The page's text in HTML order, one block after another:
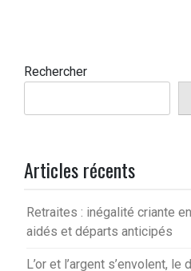
Rechercher
Articles récents
Retraites : inégalité criante
aidés et départs anticipés
L’or et l’argent s’envolent,